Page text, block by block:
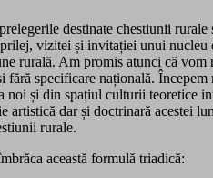
destinate chestiunii
vizitei și invitației unui
rurală. Am promis atunci că
fără specificare națională.
noi și din spațiul culturii teoretice
artistică dar și doctrinară acestei
rurale.
această formulă triadică: